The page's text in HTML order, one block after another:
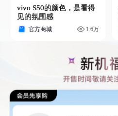
vivo S50的颜色，是看得
见的氛围感
官方商城 1.6万